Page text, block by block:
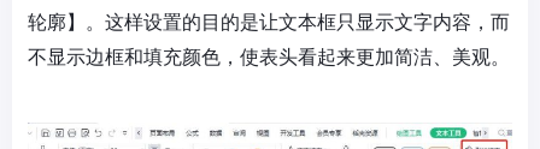
轮廓】。这样设置的目的是让文本框只显示文字内容，而
不显示边框和填充颜色，使表头看起来更加简洁、美观。